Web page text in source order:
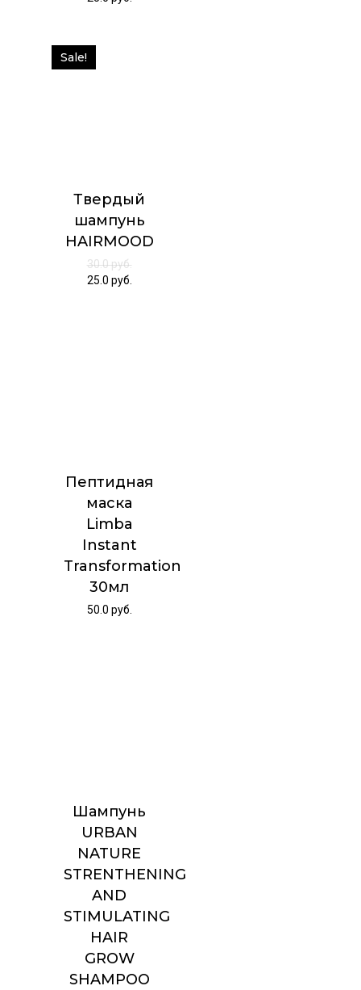
Sale!
Твердый
шампунь
HAIRMOOD
30.0руб.
25.0 руб.
Пептидная
маска
Limba
Instant
Transformation
30мл
50.0 руб.
Шампунь
URBAN
NATURE
STRENTHENING
AND
STIMULATING
HAIR
GROW
SHAMPOO